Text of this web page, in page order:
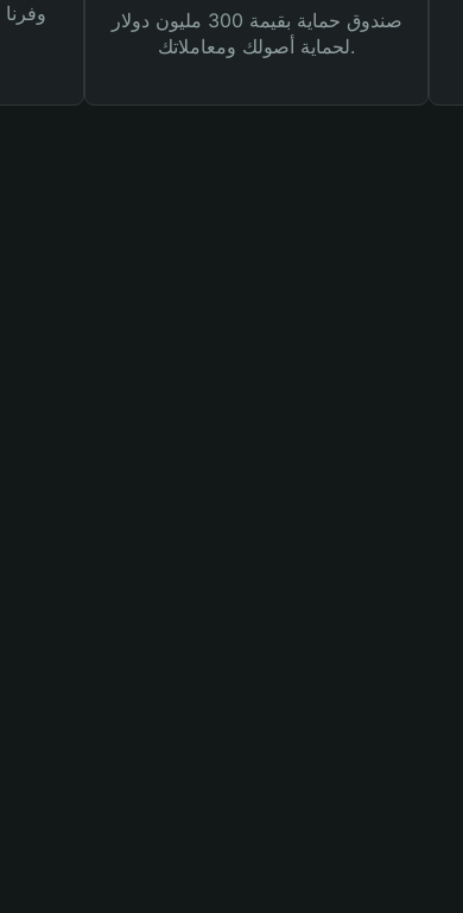
صندوق حماية بقيمة 300 مليون دولار
لحماية أصولك ومعاملاتك.